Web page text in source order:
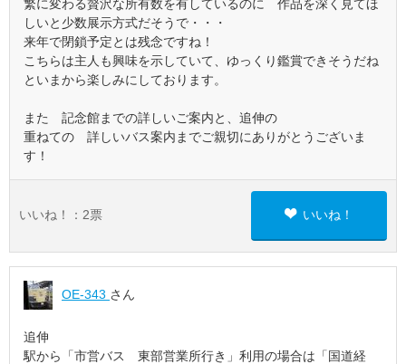
繁に変わる贅沢な所有数を有しているのに 作品を深く見てほ
しいと少数展示方式だそうで・・・
来年で閉鎖予定とは残念ですね！
こちらは主人も興味を示していて、ゆっくり鑑賞できそうだね
といまから楽しみにしております。
また 記念館までの詳しいご案内と、追伸の
重ねての 詳しいバス案内までご親切にありがとうございま
す！
いいね！： 2票 いいね！
OE-343 さん
追伸
駅から「市営バス 東部営業所行き」利用の場合は「国道経